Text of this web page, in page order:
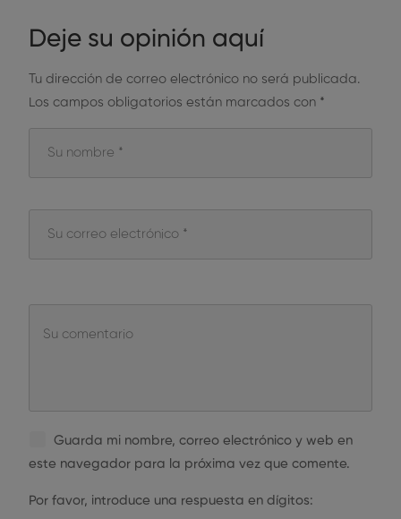
Deje su opinión aquí
Tu dirección de correo electrónico no será publicada.
Los campos obligatorios están marcados con *
Guarda mi nombre, correo electrónico y web en
este navegador para la próxima vez que comente.
Por favor, introduce una respuesta en dígitos: